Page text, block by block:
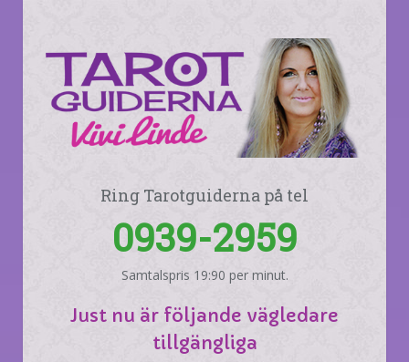
Ring Tarotguiderna på tel
0939-2959
Samtalspris 19:90 per minut.
Just nu är följande vägledare
tillgängliga